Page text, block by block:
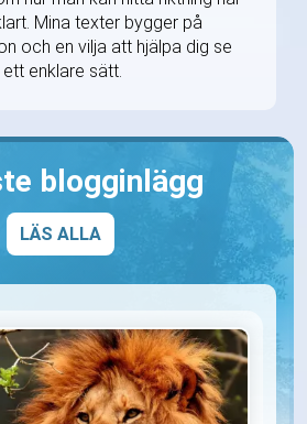
Mina texter bygger på
och en vilja att hjälpa dig se
enklare sätt.
blogginlägg
LÄS ALLA